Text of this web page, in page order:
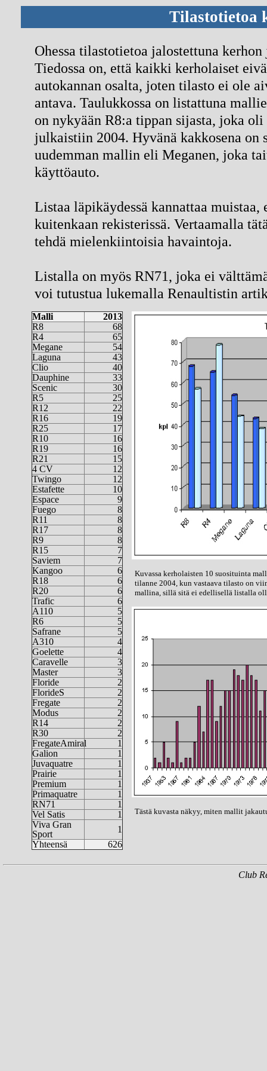
Tilastotietoa
Ohessa tilastotietoa jalostettuna
Tiedossa on, että kaikki kerholaiset
autokannan osalta, joten tilasto ei ole
antava. Taulukkossa on listattuna
on nykyään R8:a tippan sijasta, joka
julkaistiin 2004. Hyvänä kakkosena on
uudemman mallin eli Meganen, joka
käyttöauto.
Listaa läpikäydessä kannattaa
kuitenkaan rekisterissä. Vertaamalla
tehdä mielenkiintoisia havaintoja.
Listalla on myös RN71, joka ei
voi tutustua lukemalla Renaultistin
Malli
2013
R8
68
R4
65
Megane
54
Laguna
43
Clio
40
Dauphine
33
Scenic
30
R5
25
R12
22
R16
19
R25
17
R10
16
R19
16
R21
15
4 CV
12
Twingo
12
Estafette
10
Espace
9
Fuego
8
R11
8
R17
8
R9
8
R15
7
Saviem
7
Kangoo
6
R18
6
R20
6
Trafic
6
A110
5
R6
5
Safrane
5
A310
4
Goelette
4
Caravelle
3
Master
3
Floride
2
FlorideS
2
Fregate
2
Modus
2
R14
2
R30
2
FregateAmiral
1
Galion
1
Juvaquatre
1
Prairie
1
Premium
1
Primaquatre
1
RN71
1
Vel Satis
1
Viva Gran
Sport
1
Yhteensä
626
Kuvassa kerholaisten 10 suosituinta
tilanne 2004, kun vastaava tilasto on
mallina, sillä sitä ei edellisellä listalla
Tästä kuvasta näkyy, miten mallit
Club